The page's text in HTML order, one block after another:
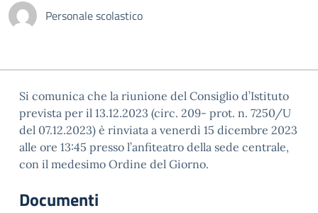
Personale scolastico
Si comunica che la riunione del Consiglio d’Istituto
prevista per il 13.12.2023 (circ. 209- prot. n. 7250/U
del 07.12.2023) è rinviata a venerdì 15 dicembre 2023
alle ore 13:45 presso l’anfiteatro della sede centrale,
con il medesimo Ordine del Giorno.
Documenti